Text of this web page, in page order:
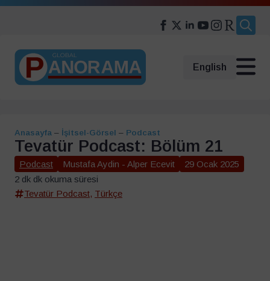
English
Anasayfa – İşitsel-Görsel – Podcast
Tevatür Podcast: Bölüm 21
Podcast Mustafa Aydin - Alper Ecevit
29 Ocak 2025
2 dk dk okuma süresi
Tevatür Podcast, Türkçe